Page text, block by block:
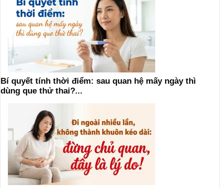
Bí quyết tính thời điểm: sau quan hệ mấy ngày thì
dùng que thử thai?...